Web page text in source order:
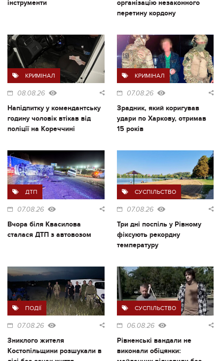
інструменти
організацію незаконного
перетину кордону
КРИМІНАЛ
08.08.26
Напідпитку у комендантську
годину чоловік втікав від
поліції на Кореччині
КРИМІНАЛ
07.08.26
Зрадник, який коригував
удари по Харкову, отримав
15 років
ДТП
07.08.26
Вчора біля Квасилова
сталася ДТП з автовозом
СУСПІЛЬСТВО
07.08.26
Три дні поспіль у Рівному
фіксують рекордну
температуру
ПОДІЇ
07.08.26
Зниклого жителя
Костопільщини розшукали в
СУСПІЛЬСТВО
06.08.26
Рівненські вандали не
виконали обіцянки: